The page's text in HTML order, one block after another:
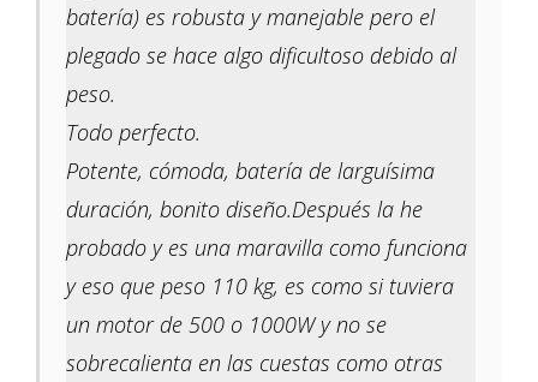
batería) es robusta y manejable pero el
plegado se hace algo dificultoso debido al
peso.
Todo perfecto.
Potente, cómoda, batería de larguísima
duración, bonito diseño.Después la he
probado y es una maravilla como funciona
y eso que peso 110 kg, es como si tuviera
un motor de 500 o 1000W y no se
sobrecalienta en las cuestas como otras